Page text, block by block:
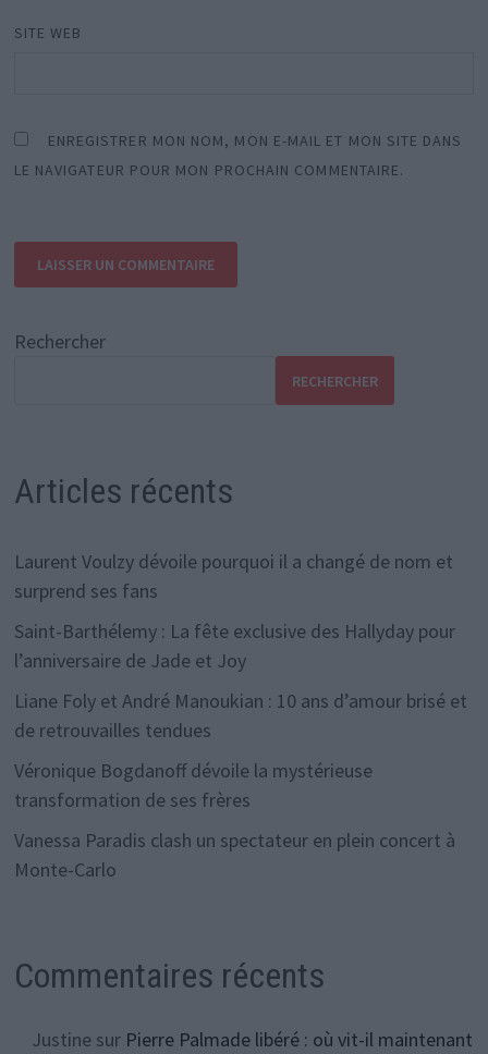
SITE WEB
ENREGISTRER MON NOM, MON E-MAIL ET MON SITE DANS
LE NAVIGATEUR POUR MON PROCHAIN COMMENTAIRE.
Rechercher
RECHERCHER
Articles récents
Laurent Voulzy dévoile pourquoi il a changé de nom et
surprend ses fans
Saint-Barthélemy : La fête exclusive des Hallyday pour
l’anniversaire de Jade et Joy
Liane Foly et André Manoukian : 10 ans d’amour brisé et
de retrouvailles tendues
Véronique Bogdanoff dévoile la mystérieuse
transformation de ses frères
Vanessa Paradis clash un spectateur en plein concert à
Monte-Carlo
Commentaires récents
Justinesur Pierre Palmade libéré : où vit-il maintenant